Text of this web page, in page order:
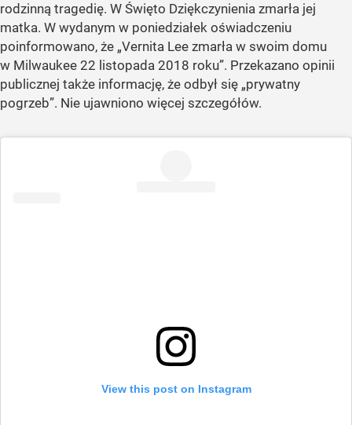
rodzinną tragedię. W Święto Dziękczynienia zmarła jej
matka. W wydanym w poniedziałek oświadczeniu
poinformowano, że „Vernita Lee zmarła w swoim domu
w Milwaukee 22 listopada 2018 roku”. Przekazano opinii
publicznej także informację, że odbył się „prywatny
pogrzeb”. Nie ujawniono więcej szczegółów.
View this post on Instagram